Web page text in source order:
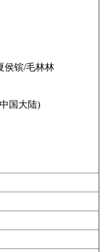
侯镔/毛林林
国大陆)